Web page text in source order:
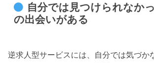
自分では見つけられなか
の出会いがある
逆求人型サービスには、自分では気づか